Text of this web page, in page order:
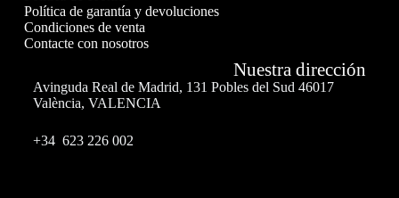
Política de garantía y devoluciones
Condiciones de venta
Contacte con nosotros
Nuestra dirección
Avinguda Real de Madrid, 131 Pobles del Sud 46017
València, VALENCIA
+34 623 226 002